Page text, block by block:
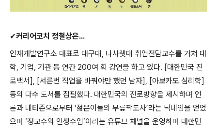
✔커리어코치 정철상은...
인재개발연구소 대표로 대구대 나사렛대 취업전담교수를 거쳐 대
학 기업 기관 등 연간 200여 회 강연을 하고 있다. [대한민국 진
로백서], [서른번 직업을 바꿔야만 했던 남자], [아보카도 심리학]
등의 다수 도서를 집필했다. 대한민국의 진로방향을 제시하며 언
론과 네티즌으로부터 ‘젊은이들의 무릎팍도사’라는 닉네임을 얻었
으며 ‘정교수의 인생수업’이라는 유튜브 채널을 운영하며 대한민